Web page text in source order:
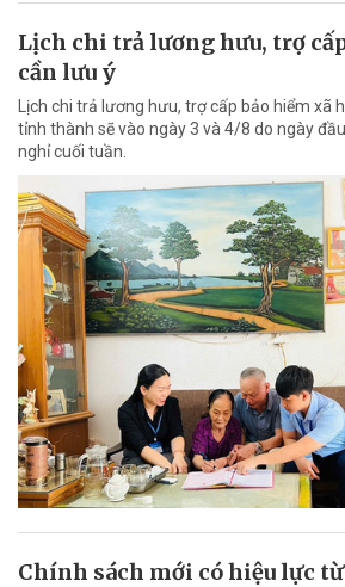
Lịch chi trả lương hưu, trợ
cần lưu ý
Lịch chi trả lương hưu, trợ cấp bảo hiểm xã
tỉnh thành sẽ vào ngày 3 và 4/8 do ngày
nghỉ cuối tuần.
Chính sách mới có hiệu lực